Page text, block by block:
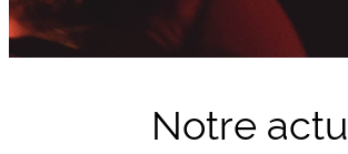
Notre actu